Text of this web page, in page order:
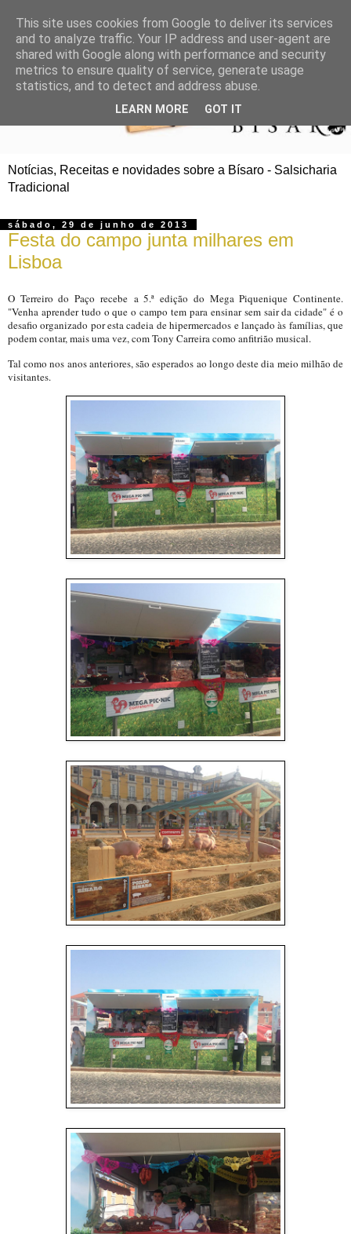
Notícias, Receitas e novidades sobre a Bísaro - Salsicharia
Tradicional
sábado, 29 de junho de 2013
Festa do campo junta milhares em
Lisboa
O Terreiro do Paço recebe a 5.ª edição do Mega Piquenique Continente.
"Venha aprender tudo o que o campo tem para ensinar sem sair da cidade" é o
desafio organizado por esta cadeia de hipermercados e lançado às famílias, que
podem contar, mais uma vez, com Tony Carreira como anfitrião musical.
Tal como nos anos anteriores, são esperados ao longo deste dia meio milhão de
visitantes.
This site uses cookies from Google to deliver its services
and to analyze traffic. Your IP address and user-agent are
shared with Google along with performance and security
metrics to ensure quality of service, generate usage
statistics, and to detect and address abuse.
LEARN MORE GOT IT